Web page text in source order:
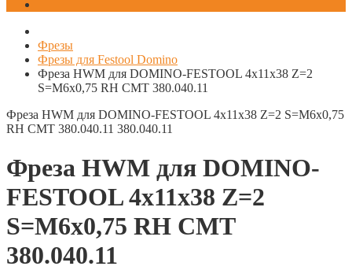
Фрезы
Фрезы для Festool Domino
Фреза HWM для DOMINO-FESTOOL 4x11x38 Z=2
S=M6x0,75 RH CMT 380.040.11
Фреза HWM для DOMINO-FESTOOL 4x11x38 Z=2 S=M6x0,75
RH CMT 380.040.11 380.040.11
Фреза HWM для DOMINO-
FESTOOL 4x11x38 Z=2
S=M6x0,75 RH CMT
380.040.11